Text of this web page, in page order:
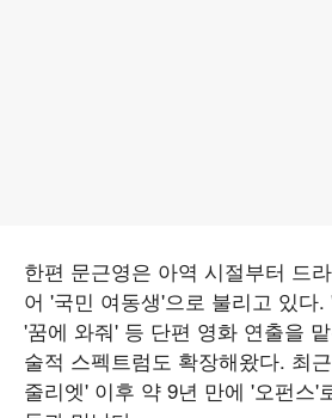
한편 문근영은 아역 시절부터 드
어 '국민 여동생'으로 불리고 있다
'꿈에 와줘' 등 단편 영화 연출을
술적 스펙트럼도 확장해왔다. 최
줄리엣' 이후 약 9년 만에 '오펀스'